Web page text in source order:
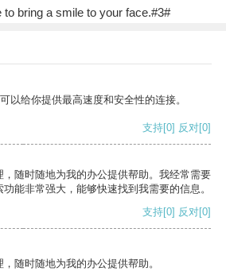
to bring a smile to your face.#3#
以给你提供最高速度和安全性的连接。
支持[0] 反对[0]
随时随地为我的办公提供帮助。我经常需要
能非常强大，能够快速找到我需要的信息。
支持[0] 反对[0]
随时随地为我的办公提供帮助。